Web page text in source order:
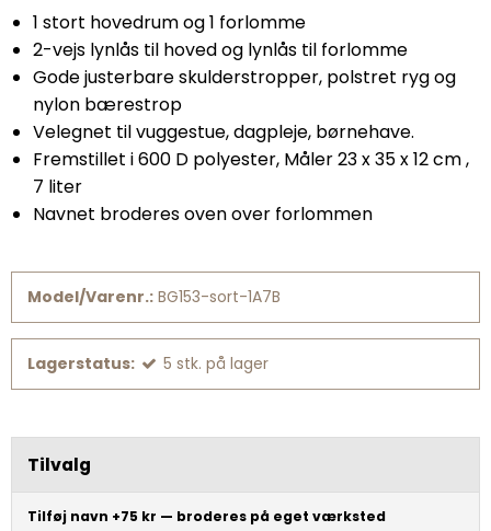
1 stort hovedrum og 1 forlomme
2-vejs lynlås til hoved og lynlås til forlomme
Gode justerbare skulderstropper, polstret ryg og
nylon bærestrop
Velegnet til vuggestue, dagpleje, børnehave.
Fremstillet i 600 D polyester, Måler 23 x 35 x 12 cm ,
7 liter
Navnet broderes oven over forlommen
Model/Varenr.: BG153-sort-1A7B
Lagerstatus: 5 stk. på lager
Tilvalg
Tilføj navn +75 kr — broderes på eget værksted